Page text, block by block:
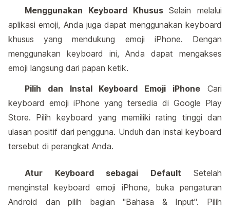
Menggunakan Keyboard KhususSelain melalui
aplikasi emoji, Anda juga dapat menggunakan keyboard
khusus yang mendukung emoji iPhone. Dengan
menggunakan keyboard ini, Anda dapat mengakses
emoji langsung dari papan ketik.
Pilih dan Instal Keyboard Emoji iPhone Cari
keyboard emoji iPhone yang tersedia di Google Play
Store. Pilih keyboard yang memiliki rating tinggi dan
ulasan positif dari pengguna. Unduh dan instal keyboard
tersebut di perangkat Anda.
Atur Keyboard sebagai Default Setelah
menginstal keyboard emoji iPhone, buka pengaturan
Android dan pilih bagian "Bahasa & Input". Pilih